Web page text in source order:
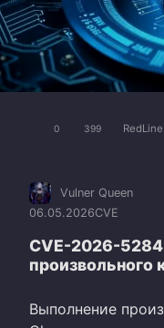
0 399 RedLine
Vulner Queen
06.05.2026CVE
CVE-2026-
произвольного
Выполнение